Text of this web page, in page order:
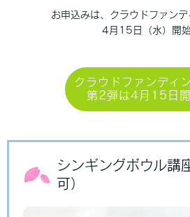
お申込みは、クラウドファン
4月15日（水）開
クラウドファンディ
第2弾は4月15日
シンギングボウル講
可）